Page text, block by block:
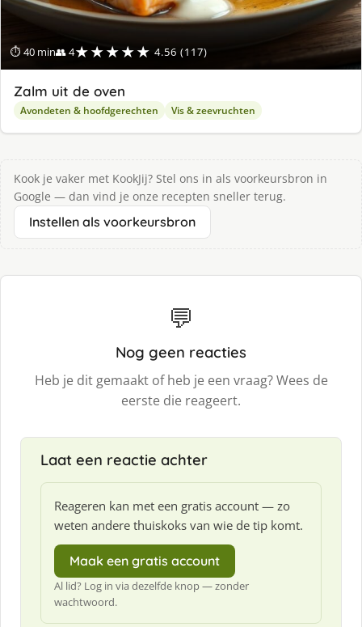
⏱ 40 min👥 4★★★★★ 4.56 (117)
Zalm uit de oven
Avondeten & hoofdgerechten Vis & zeevruchten
Kook je vaker met KookJij? Stel ons in als voorkeursbron in
Google — dan vind je onze recepten sneller terug.
Instellen als voorkeursbron
💬
Nog geen reacties
Heb je dit gemaakt of heb je een vraag? Wees de
eerste die reageert.
Laat een reactie achter
Reageren kan met een gratis account — zo
weten andere thuiskoks van wie de tip komt.
Maak een gratis account
Al lid? Log in via dezelfde knop — zonder
wachtwoord.